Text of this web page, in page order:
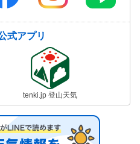
式アプリ
tenki.jp 登山天気